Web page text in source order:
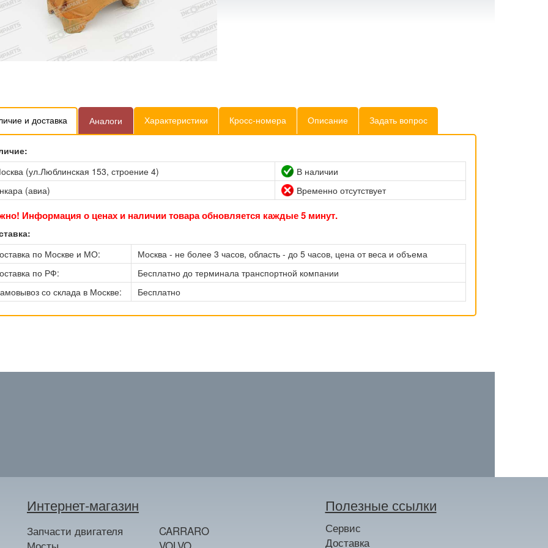
и доставка Аналоги Характеристики Кросс-номера Описание Задать вопрос
(ул.Люблинская 153, строение 4)
В наличии
(авиа)
Временно отсутствует
Информация о ценах и наличии товара обновляется каждые 5 минут.
по Москве и МО:
Москва - не более 3 часов, область - до 5 часов, цена от веса и объема
по РФ:
Бесплатно до терминала транспортной компании
со склада в Москве:
Бесплатно
Интернет-магазин
Запчасти двигателя
CARRARO
Полезные ссылки
Сервис
Доставка